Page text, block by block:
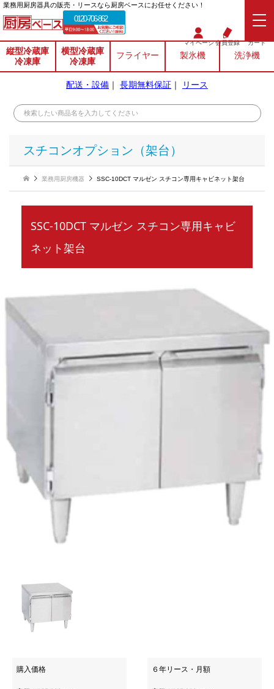
業務⽤厨房器具の販売・リースなら厨房ベースにお任せください！
0120-706-862
マイページ会員登録 カート
縦型冷蔵庫
冷凍庫
横型冷蔵庫
冷凍庫
フライヤー 製氷機 洗浄機
配送・設備 ｜ 長期無料保証 ｜ リース
スチコンオプション（架台）
業務用厨房機器 SSC-10DCT マルゼン スチコン専用キャビネット架台
SSC-10DCT マルゼン スチコン専用キャビ
ネット架台
購入価格 ６年リース・月額